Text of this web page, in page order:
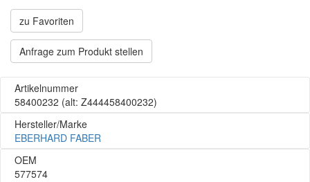
zu Favoriten
Anfrage zum Produkt stellen
Artikelnummer
58400232 (alt: Z444458400232)
Hersteller/Marke
EBERHARD FABER
OEM
577574